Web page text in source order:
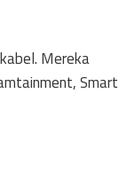
Mereka
Smart